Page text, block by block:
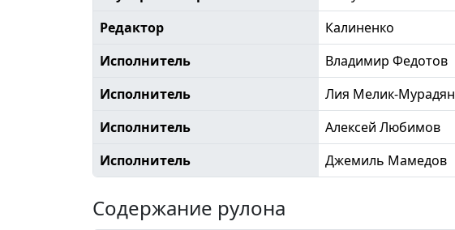
Редактор
Калиненко
Исполнитель
Владимир Федотов
Исполнитель
Лия Мелик-Мурадян
Исполнитель
Алексей Любимов
Исполнитель
Джемиль Мамедов
Содержание рулона